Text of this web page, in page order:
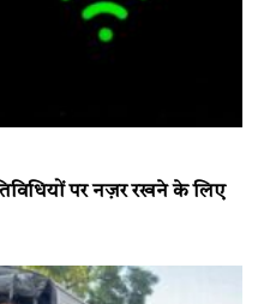
पर नज़र रखने के लिए